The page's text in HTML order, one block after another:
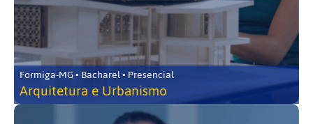
Formiga-MG • Bacharel • Presencial
Arquitetura e Urbanismo